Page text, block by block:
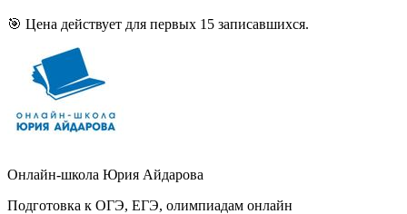
🎯 Цена действует для первых 15 записавшихся.
Онлайн-школа Юрия Айдарова
Подготовка к ОГЭ, ЕГЭ, олимпиадам онлайн